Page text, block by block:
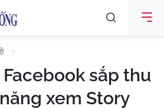
Facebook sắp thu
xem Story